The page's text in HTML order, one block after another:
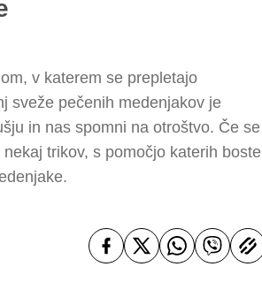
v katerem se prepletajo
sveže pečenih medenjakov je
in nas spomni na otroštvo. Če se
trikov, s pomočjo katerih boste